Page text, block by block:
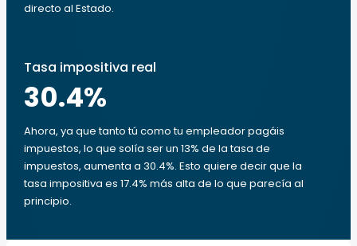
directo al Estado.
Tasa impositiva real
30.4%
Ahora, ya que tanto tú como tu empleador pagáis
impuestos, lo que solía ser un 13% de la tasa de
impuestos, aumenta a 30.4%. Esto quiere decir que la
tasa impositiva es 17.4% más alta de lo que parecía al
principio.